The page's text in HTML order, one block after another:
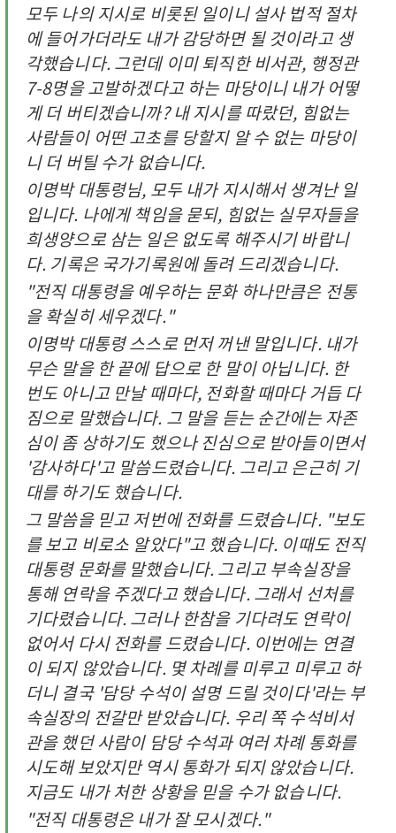
모두 나의 지시로 비롯된 일이니 설사 법적 절차
에 들어가더라도 내가 감당하면 될 것이라고 생
각했습니다. 그런데 이미 퇴직한 비서관, 행정관
7-8명을 고발하겠다고 하는 마당이니 내가 어떻
게 더 버티겠습니까? 내 지시를 따랐던, 힘없는
사람들이 어떤 고초를 당할지 알 수 없는 마당이
니 더 버틸 수가 없습니다.
이명박 대통령님, 모두 내가 지시해서 생겨난 일
입니다. 나에게 책임을 묻되, 힘없는 실무자들을
희생양으로 삼는 일은 없도록 해주시기 바랍니
다. 기록은 국가기록원에 돌려 드리겠습니다.
"전직 대통령을 예우하는 문화 하나만큼은 전통
을 확실히 세우겠다."
이명박 대통령 스스로 먼저 꺼낸 말입니다. 내가
무슨 말을 한 끝에 답으로 한 말이 아닙니다. 한
번도 아니고 만날 때마다, 전화할 때마다 거듭 다
짐으로 말했습니다. 그 말을 듣는 순간에는 자존
심이 좀 상하기도 했으나 진심으로 받아들이면서
'감사하다'고 말씀드렸습니다. 그리고 은근히 기
대를 하기도 했습니다.
그 말씀을 믿고 저번에 전화를 드렸습니다. "보도
를 보고 비로소 알았다"고 했습니다. 이때도 전직
대통령 문화를 말했습니다. 그리고 부속실장을
통해 연락을 주겠다고 했습니다. 그래서 선처를
기다렸습니다. 그러나 한참을 기다려도 연락이
없어서 다시 전화를 드렸습니다. 이번에는 연결
이 되지 않았습니다. 몇 차례를 미루고 미루고 하
더니 결국 '담당 수석이 설명 드릴 것이다'라는 부
속실장의 전갈만 받았습니다. 우리 쪽 수석비서
관을 했던 사람이 담당 수석과 여러 차례 통화를
시도해 보았지만 역시 통화가 되지 않았습니다.
지금도 내가 처한 상황을 믿을 수가 없습니다.
"전직 대통령은 내가 잘 모시겠다."